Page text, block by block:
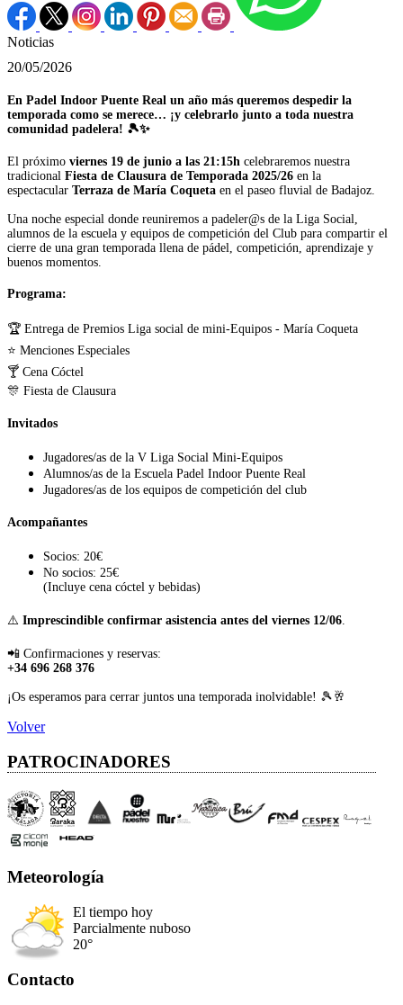
Noticias
20/05/2026
En Padel Indoor Puente Real un año más queremos despedir la
temporada como se merece… ¡y celebrarlo junto a toda nuestra
comunidad padelera! 🎾✨
El próximo viernes 19 de junio a las 21:15h celebraremos nuestra
tradicional Fiesta de Clausura de Temporada 2025/26 en la
espectacular Terraza de María Coqueta en el paseo fluvial de Badajoz.
Una noche especial donde reuniremos a padeler@s de la Liga Social,
alumnos de la escuela y equipos de competición del Club para compartir el
cierre de una gran temporada llena de pádel, competición, aprendizaje y
buenos momentos.
Programa:
🏆 Entrega de Premios Liga social de mini-Equipos - María Coqueta
⭐ Menciones Especiales
🍸 Cena Cóctel
🎊 Fiesta de Clausura
Invitados
Jugadores/as de la V Liga Social Mini-Equipos
Alumnos/as de la Escuela Padel Indoor Puente Real
Jugadores/as de los equipos de competición del club
Acompañantes
Socios: 20€
No socios: 25€
(Incluye cena cóctel y bebidas)
⚠️ Imprescindible confirmar asistencia antes del viernes 12/06
📲 Confirmaciones y reservas:
+34 696 268 376
¡Os esperamos para cerrar juntos una temporada inolvidable! 🎾🥂
Volver
PATROCINADORES
Meteorología
El tiempo hoy
Parcialmente nuboso
20°
Contacto